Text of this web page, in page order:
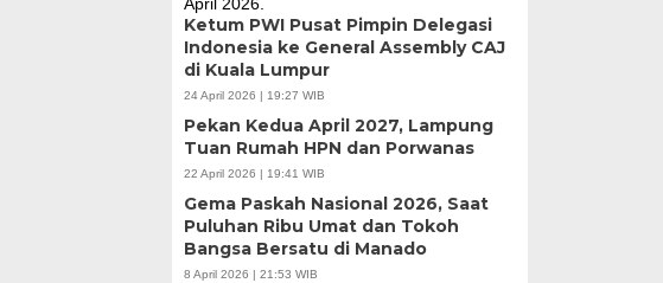
Ketum PWI Pusat Pimpin Delegasi
Indonesia ke General Assembly CAJ
di Kuala Lumpur
24 April 2026 | 19:27 WIB
Pekan Kedua April 2027, Lampung
Tuan Rumah HPN dan Porwanas
22 April 2026 | 19:41 WIB
Gema Paskah Nasional 2026, Saat
Puluhan Ribu Umat dan Tokoh
Bangsa Bersatu di Manado
8 April 2026 | 21:53 WIB